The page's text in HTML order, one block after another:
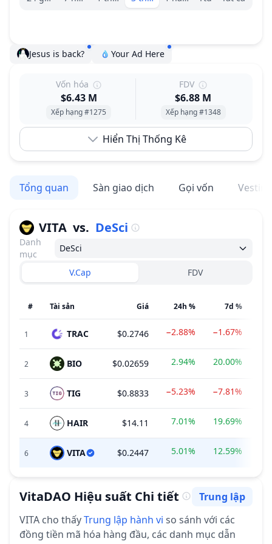
Jesus is back? Your Ad Here
Vốn hóa
$6.43 M
Xếp hạng #1275
FDV
$6.88 M
Xếp hạng #1348
Hiển Thị Thống Kê
Tổng quan Sàn giao dịch Gọi vốn Vesting
VITA vs. DeSci
Danh
mục
DeSci
V.Cap FDV
# Tài sản Giá 24h % 7d %
1 TRAC $0.2746 −2.88% −1.67%
2 BIO $0.02659 2.94% 20.00%
3 TIG $0.8833 −5.23% −7.81%
4 HAIR $14.11 7.01% 19.69%
6 VITA $0.2447 5.01% 12.59%
VitaDAO Hiệu suất Chi tiết Cảm tính
Trung lập
VITA cho thấyTrung lập hành vi so sánh với các
đồng tiền mã hóa hàng đầu, các danh mục dẫn